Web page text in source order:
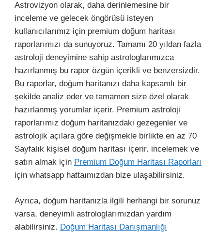
Astrovizyon olarak, daha derinlemesine bir
inceleme ve gelecek öngörüsü isteyen
kullanıcılarımız için premium doğum haritası
raporlarımızı da sunuyoruz. Tamamı 20 yıldan fazla
astroloji deneyimine sahip astrologlarımızca
hazırlanmış bu rapor özgün içerikli ve benzersizdir.
Bu raporlar, doğum haritanızı daha kapsamlı bir
şekilde analiz eder ve tamamen size özel olarak
hazırlanmış yorumlar içerir. Premium astroloji
raporlarımız doğum haritanızdaki gezegenler ve
astrolojik açılara göre değişmekle birlikte en az 70
Sayfalık kişisel doğum haritası içerir. incelemek ve
satın almak için Premium Doğum Haritası Raporları
için whatsapp hattaımızdan bize ulaşabilirsiniz.
Ayrıca, doğum haritanızla ilgili herhangi bir sorunuz
varsa, deneyimli astrologlarımızdan yardım
alabilirsiniz. Doğum Haritası Danışmanlığı